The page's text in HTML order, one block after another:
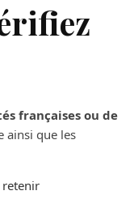
françaises ou de
ainsi que les
retenir